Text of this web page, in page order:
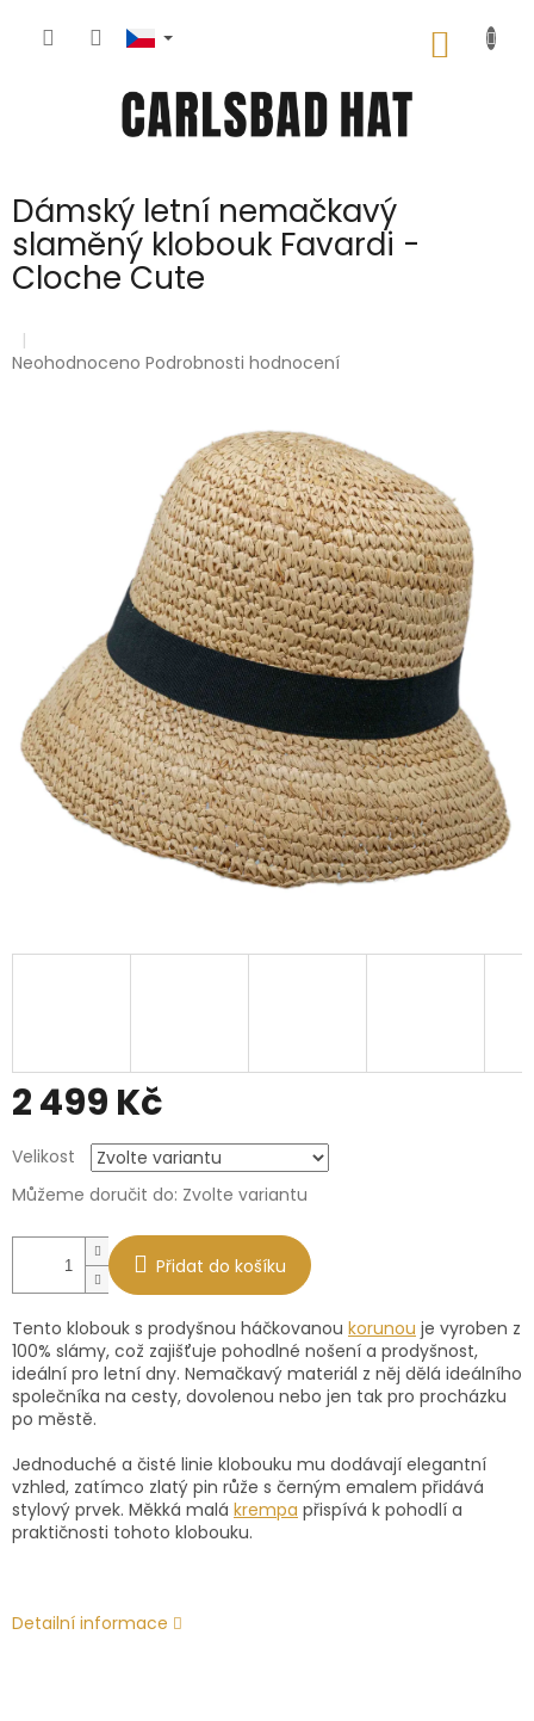
Dámský letní nemačkavý
slaměný klobouk Favardi -
Cloche Cute
Průměrné
Neohodnoceno Podrobnosti hodnocení
2 499 Kč
cena:
Velikost
Můžeme doručit do: Zvolte variantu
Přidat do košíku
Tento klobouk s prodyšnou háčkovanou korunou je vyroben z
100% slámy, což zajišťuje pohodlné nošení a prodyšnost,
ideální pro letní dny. Nemačkavý materiál z něj dělá ideálního
společníka na cesty, dovolenou nebo jen tak pro procházku
po městě.
Jednoduché a čisté linie klobouku mu dodávají elegantní
vzhled, zatímco zlatý pin růže s černým emalem přidává
stylový prvek. Měkká malá krempa přispívá k pohodlí a
praktičnosti tohoto klobouku.
Detailní informace